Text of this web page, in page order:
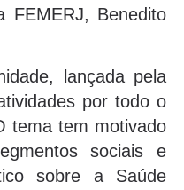
FEMERJ, Benedito
lançada pela
por todo o
tema tem motivado
sociais e
sobre a Saúde